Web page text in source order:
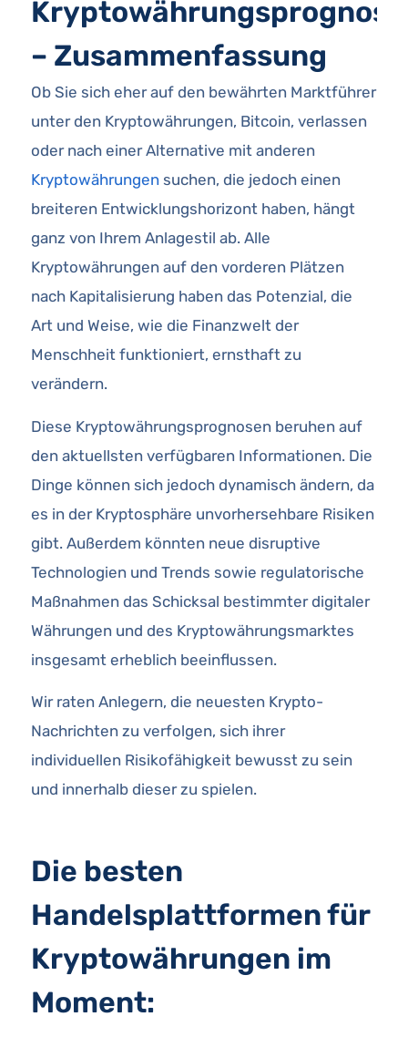
– Zusammenfassung
Ob Sie sich eher auf den bewährten Marktführer
unter den Kryptowährungen, Bitcoin, verlassen
oder nach einer Alternative mit anderen
Kryptowährungensuchen, die jedoch einen
breiteren Entwicklungshorizont haben, hängt
ganz von Ihrem Anlagestil ab. Alle
Kryptowährungen auf den vorderen Plätzen
nach Kapitalisierung haben das Potenzial, die
Art und Weise, wie die Finanzwelt der
Menschheit funktioniert, ernsthaft zu
verändern.
Diese Kryptowährungsprognosen beruhen auf
den aktuellsten verfügbaren Informationen. Die
Dinge können sich jedoch dynamisch ändern, da
es in der Kryptosphäre unvorhersehbare Risiken
gibt. Außerdem könnten neue disruptive
Technologien und Trends sowie regulatorische
Maßnahmen das Schicksal bestimmter digitaler
Währungen und des Kryptowährungsmarktes
insgesamt erheblich beeinflussen.
Wir raten Anlegern, die neuesten Krypto-
Nachrichten zu verfolgen, sich ihrer
individuellen Risikofähigkeit bewusst zu sein
und innerhalb dieser zu spielen.
Die besten
Handelsplattformen für
Kryptowährungen im
Moment: